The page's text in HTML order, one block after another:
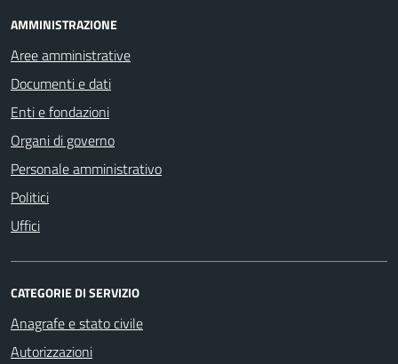
AMMINISTRAZIONE
Aree amministrative
Documenti e dati
Enti e fondazioni
Organi di governo
Personale amministrativo
Politici
Uffici
CATEGORIE DI SERVIZIO
Anagrafe e stato civile
Autorizzazioni